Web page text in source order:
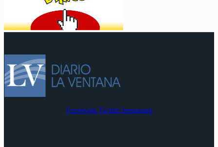
Facebook Twitter Instagram